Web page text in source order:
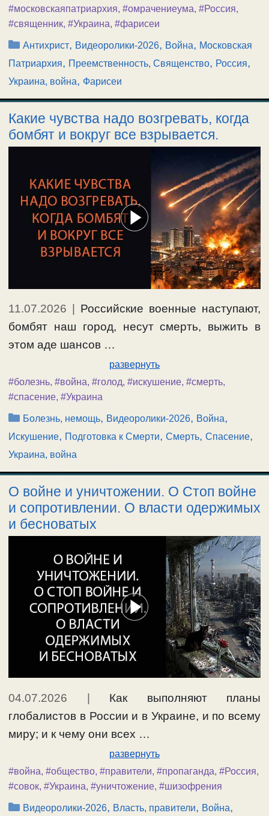
#московскаяпатриархия, #омрачениеума, #Россия,
#священник, #Украина, #фарисеи
Рубрики
Антихрист, Видеоролики-2026, Война, Московская
Патриархия, Преемственность, Священство, Россия,
Украина, война, Фарисеи
Какие чувства надо возгревать, когда
бомбят и вокруг все взрывается.
11.07.2026
Российские военные наступают,
бомбят наш город, несут смерть, выжить в
этом аде шансов …
развернуть
#болезнь, #война, #голод, #искушение, #смерть,
#спасение, #Украина
Рубрики
Болезнь, немощь, Видеоролики-2026, Война,
Искушение, Подготовка к Смерти, Смерть, Спасение,
Украина, война
О войне и уничтожении. О Стоп войне
и сопротивлении. О власти одержимых
и бесноватых
04.07.2026 | Как выполняют планы
глобалистов в России и в Украине, и по всему
миру; и к чему они всех …
развернуть
#война, #общество, #правители, #пропаганда, #Россия,
#совок, #Украина, #уничтожение, #шизофрения
Рубрики
Видеоролики-2026, Власть, правители, Война,